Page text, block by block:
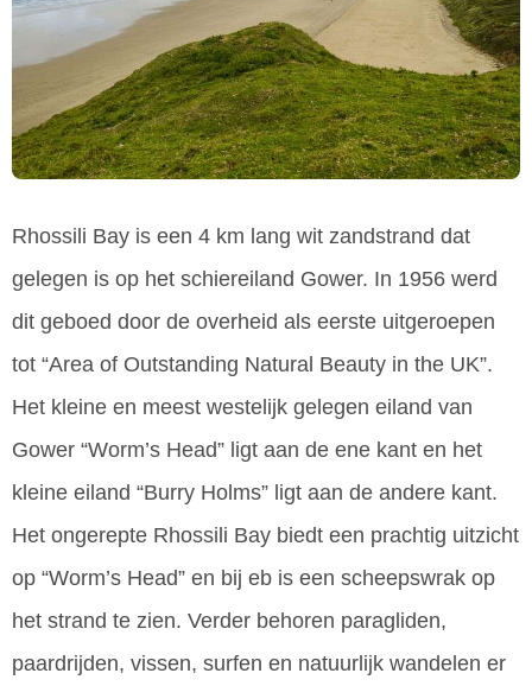
Rhossili Bay is een 4 km lang wit zandstrand dat
gelegen is op het schiereiland Gower. In 1956 werd
dit geboed door de overheid als eerste uitgeroepen
tot “Area of Outstanding Natural Beauty in the UK”.
Het kleine en meest westelijk gelegen eiland van
Gower “Worm’s Head” ligt aan de ene kant en het
kleine eiland “Burry Holms” ligt aan de andere kant.
Het ongerepte Rhossili Bay biedt een prachtig uitzicht
op “Worm’s Head” en bij eb is een scheepswrak op
het strand te zien. Verder behoren paragliden,
paardrijden, vissen, surfen en natuurlijk wandelen er